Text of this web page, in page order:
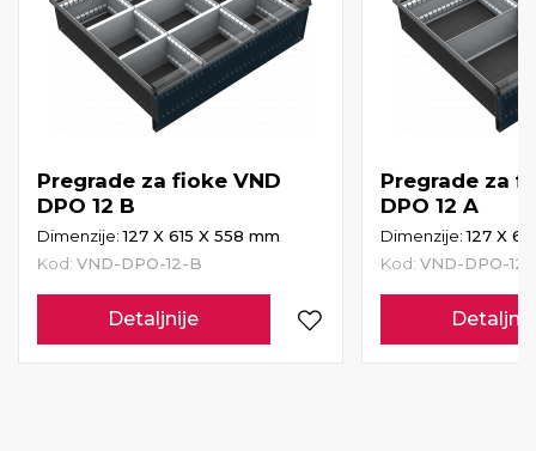
Pregrade za fioke VND
DPO 12 B
Dimenzije:127 X 615 X 558 mm
Kod: VND-DPO-12-B
Detaljnije
Pregrade za
DPO 12 A
Dimenzije:127 X
Kod: VND-DPO-12-